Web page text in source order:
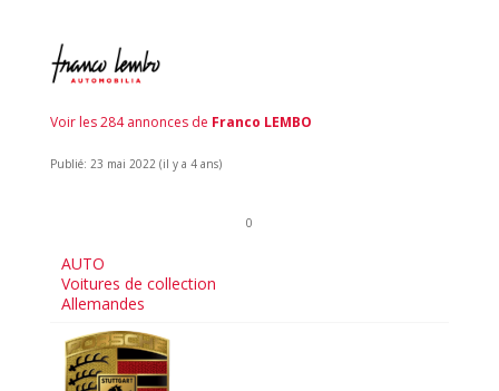
Voir les 284 annonces de Franco LEMBO
Publié: 23 mai 2022 (il y a 4 ans)
0
AUTO
Voitures de collection
Allemandes